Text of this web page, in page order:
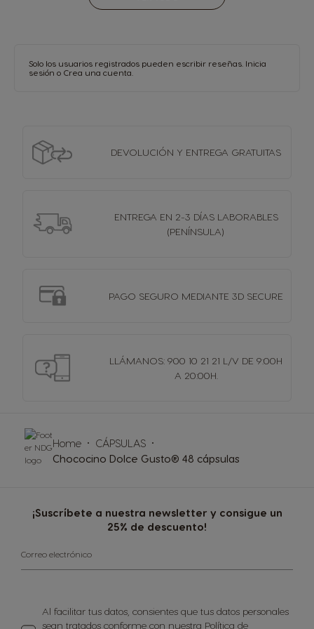
Solo los usuarios registrados pueden escribir reseñas. Inicia
sesión o Crea una cuenta
DEVOLUCIÓN Y ENTREGA GRATUITAS
ENTREGA EN 2-3 DÍAS LABORABLES
(PENÍNSULA)
PAGO SEGURO MEDIANTE 3D SECURE
LLÁMANOS: 900 10 21 21 L/V DE 9:00H
A 20:00H.
¡Suscríbete a nuestra newsletter y consigue un
25% de descuento!
Correo electrónico
Al facilitar tus datos, consientes que tus datos personales
sean tratados conforme con nuestra Política de
Home
CÁPSULAS
Chococino Dolce Gusto® 48 cápsulas